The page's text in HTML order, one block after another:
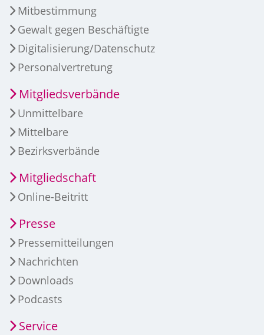
Mitbestimmung
Gewalt gegen Beschäftigte
Digitalisierung/Datenschutz
Personalvertretung
Mitgliedsverbände
Unmittelbare
Mittelbare
Bezirksverbände
Mitgliedschaft
Online-Beitritt
Presse
Pressemitteilungen
Nachrichten
Downloads
Podcasts
Service